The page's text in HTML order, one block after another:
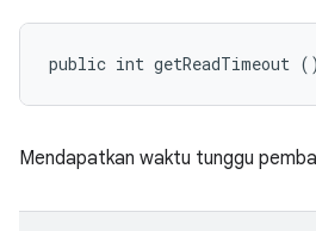
public int getReadTimeout ()
Mendapatkan waktu tunggu